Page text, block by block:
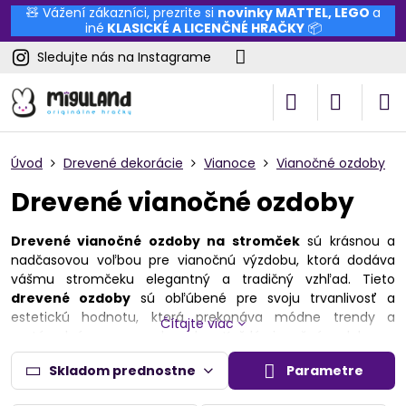
🧸 Vážení zákazníci, prezrite si novinky MATTEL, LEGO a
iné KLASICKÉ A LICENČNÉ HRAČKY📦
Sledujte nás na Instagrame
Úvod Drevené dekorácie Vianoce Vianočné ozdoby
Drevené vianočné ozdoby
Drevené vianočné ozdoby na stromčeksú krásnou a
nadčasovou voľbou pre vianočnú výzdobu, ktorá dodáva
vášmu stromčeku elegantný a tradičný vzhľad. Tieto
drevené ozdoby sú obľúbené pre svoju trvanlivosť a
estetickú hodnotu, ktorá prekonáva módne trendy a
zostáva krásna po mnoho rokov. Každá vianočná ozdoba na
stromček z našej ponuky je vyrobená z kvalitného dreva a
často ručne zdobená či vyrezávaná, čo jej dodáva
unikátnosť a charakter. Vytvorte sviatočnú atmosféru s
Čítajte viac
Skladom prednostne Parametre